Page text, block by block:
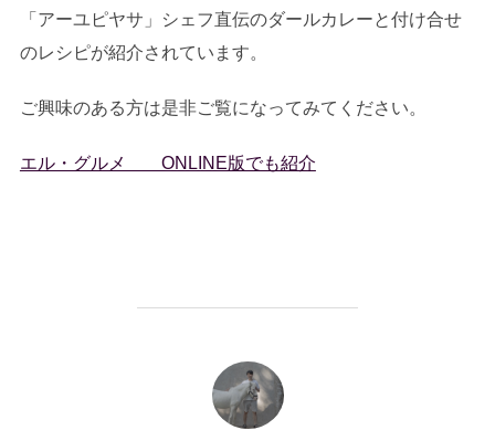
「アーユピヤサ」シェフ直伝のダールカレーと付け合せ
のレシピが紹介されています。
ご興味のある方は是非ご覧になってみてください。
エル・グルメ ONLINE版でも紹介
投稿者